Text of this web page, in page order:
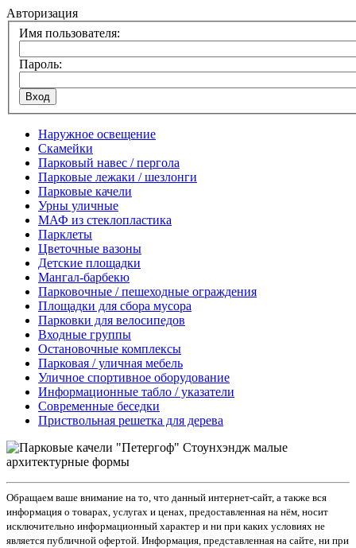
Авторизация
Имя пользователя:
Пароль:
Наружное освещение
Скамейки
Парковый навес / пергола
Парковые лежаки / шезлонги
Парковые качели
Урны уличные
МАФ из стеклопластика
Парклеты
Цветочные вазоны
Детские площадки
Мангал-барбекю
Парковочные / пешеходные ограждения
Площадки для сбора мусора
Парковки для велосипедов
Входные группы
Остановочные комплексы
Парковая / уличная мебель
Уличное спортивное оборудование
Информационные табло / указатели
Современные беседки
Приствольная решетка для дерева
Обращаем ваше внимание на то, что данный интернет-сайт, а также вся
информация о товарах, услугах и ценах, предоставленная на нём, носит
исключительно информационный характер и ни при каких условиях не
является публичной офертой. Информация, представленная на сайте, ни при